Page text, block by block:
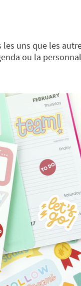
uns que les
ou la